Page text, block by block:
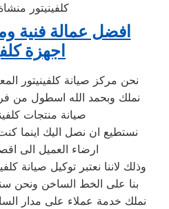
كلفينيتور
افضل عمالة فنية
اجهزة
نملك وبحمد الله اسطول من
صيانة منتجات
نستطيع ان نصل اليك اينما
ارضاء العميل الى
وذلك لاننا نعتبر توكيل صيانة
بنا على الخط الساخن ونحن
نملك خدمة عملاء على مدار